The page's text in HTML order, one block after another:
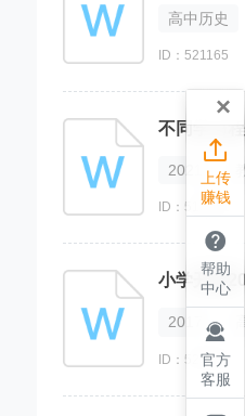
高中历史
ID：521165
不同学习
2021
ID：510081
小学开展
2017
ID：523380
×

上传
赚钱

帮助
中心

官方
客服